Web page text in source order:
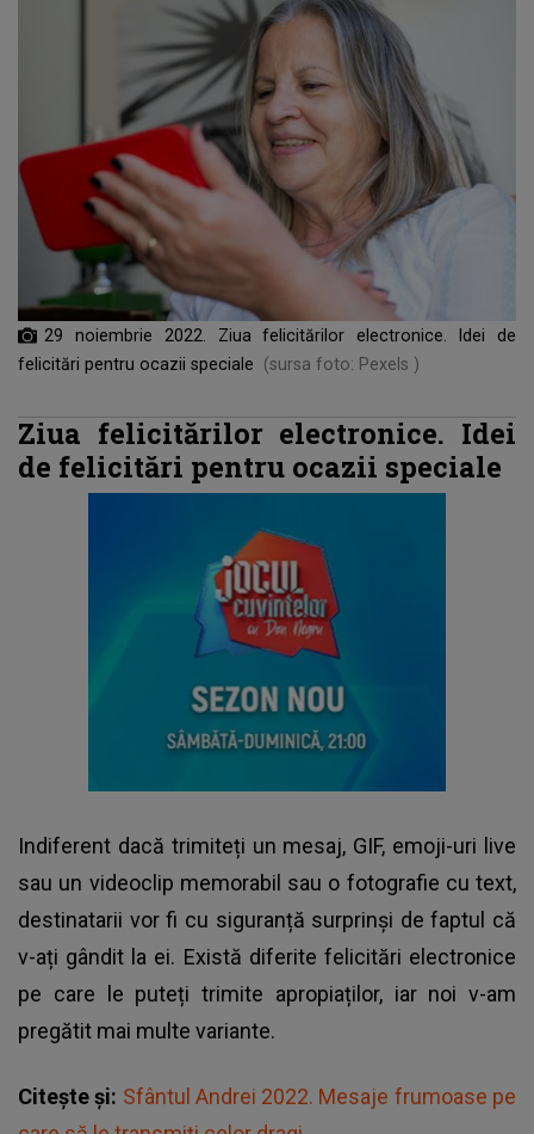
29 noiembrie 2022. Ziua felicitărilor electronice. Idei de
felicitări pentru ocazii speciale
(sursa foto: Pexels )
Ziua felicitărilor electronice. Idei
de felicitări pentru ocazii speciale
Indiferent dacă trimiteți un mesaj, GIF, emoji-uri live
sau un videoclip memorabil sau o fotografie cu text,
destinatarii vor fi cu siguranță surprinși de faptul că
v-ați gândit la ei. Există diferite felicitări electronice
pe care le puteți trimite apropiaților, iar noi v-am
pregătit mai multe variante.
Citește și: Sfântul Andrei 2022. Mesaje frumoase pe